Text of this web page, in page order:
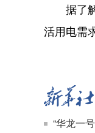
据了解
活用电需
“华龙一